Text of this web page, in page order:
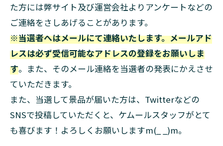
た方には弊サイト及び運営会社よりアンケートなどの
ご連絡をさしあげることがあります。
※当選者へはメールにて連絡いたします。メールアド
レスは必ず受信可能なアドレスの登録をお願いしま
す。また、そのメール連絡を当選者の発表にかえさせ
ていただきます。
また、当選して景品が届いた方は、Twitterなどの
SNSで投稿していただくと、ケムールスタッフがとて
も喜びます！よろしくお願いしますm(_ _)m。